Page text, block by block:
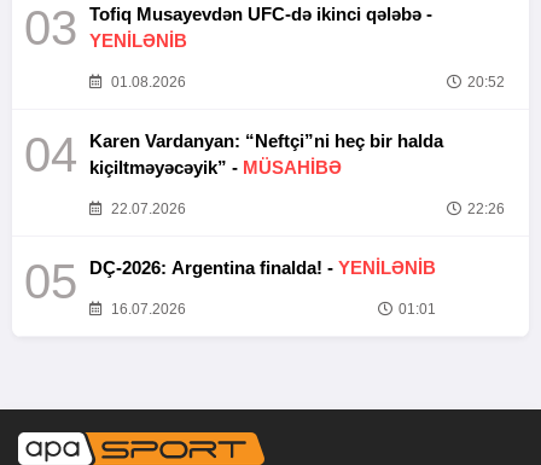
03
Tofiq Musayevdən UFC-də ikinci qələbə -
YENİLƏNİB
01.08.2026 20:52
04
Karen Vardanyan: “Neftçi”ni heç bir halda
kiçiltməyəcəyik” - MÜSAHİBƏ
22.07.2026 22:26
05 DÇ-2026: Argentina finalda! - YENİLƏNİB
16.07.2026 01:01